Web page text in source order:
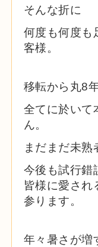
そんな折に
何度も何度も
客様。
移転から丸8
全てに於いて
ん。
まだまだ未熟
今後も試行錯
皆様に愛され
参ります。
年々暑さが増